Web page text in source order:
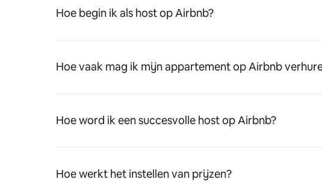
Hoe begin ik als host op Airbnb?
Hoe vaak mag ik mijn appartement op Airbnb
Hoe word ik een succesvolle host op Airbnb?
Hoe werkt het instellen van prijzen?